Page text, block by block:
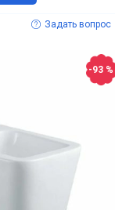
Задать вопрос
-93 %